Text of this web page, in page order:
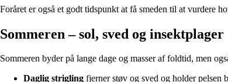
Foråret er også et godt tidspunkt at få smeden til at vurdere
Sommeren – sol, sved og insektplager
Sommeren byder på lange dage og masser af foldtid, men
Daglig strigling fjerner støv og sved og holder